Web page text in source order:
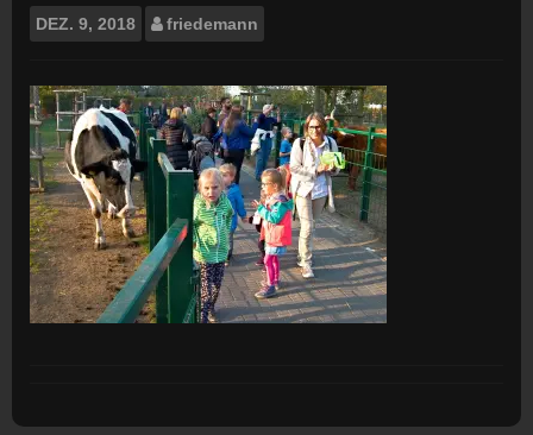
DEZ. 9, 2018 friedemann